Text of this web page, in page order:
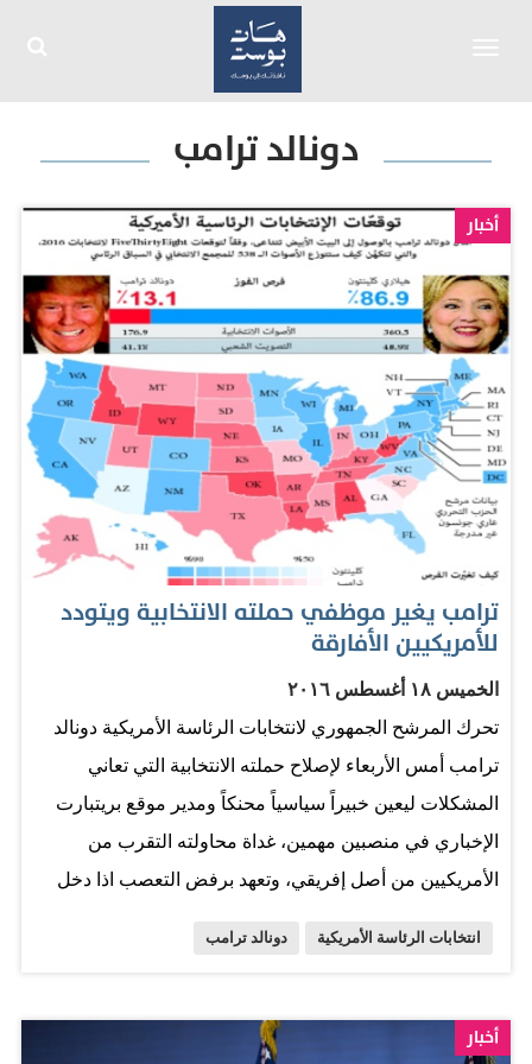
دونالد ترامب
أخبار
ترامب يغير موظفي حملته الانتخابية ويتودد
للأمريكيين الأفارقة
الخميس ١٨ أغسطس ٢٠١٦
تحرك المرشح الجمهوري لانتخابات الرئاسة الأمريكية دونالد
ترامب أمس الأربعاء لإصلاح حملته الانتخابية التي تعاني
المشكلات ليعين خبيراً سياسياً محنكاً ومدير موقع بريتبارت
الإخباري في منصبين مهمين، غداة محاولته التقرب من
الأمريكيين من أصل إفريقي، وتعهد برفض التعصب اذا دخل
الإخباري تولى منصب الرئيس التنفيذي للحملة. ويأتي هذا
انتخابات الرئاسة الأمريكية دونالد ترامب
أخبار